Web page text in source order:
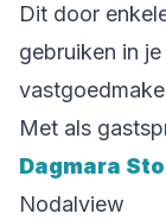
Dit door
gebruiken in
Met als
Dagmara
Nodalview